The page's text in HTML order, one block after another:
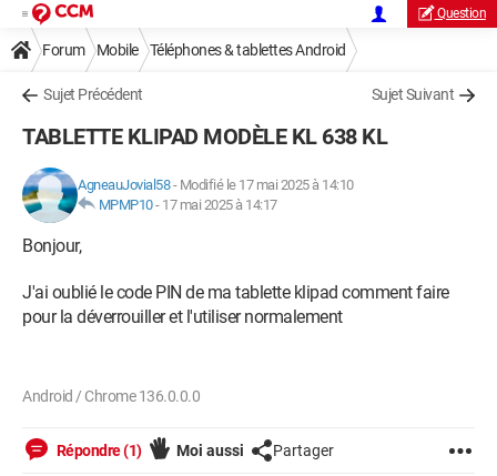
Question
Forum Mobile Téléphones & tablettes Android
Sujet Précédent Sujet Suivant
TABLETTE KLIPAD MODÈLE KL 638 KL
AgneauJovial58- Modifié le 17 mai 2025 à 14:10
MPMP10- 17 mai 2025 à 14:17
Bonjour,
J'ai oublié le code PIN de ma tablette klipad comment faire
pour la déverrouiller et l'utiliser normalement
Android / Chrome 136.0.0.0
Répondre (1) Moi aussi Partager